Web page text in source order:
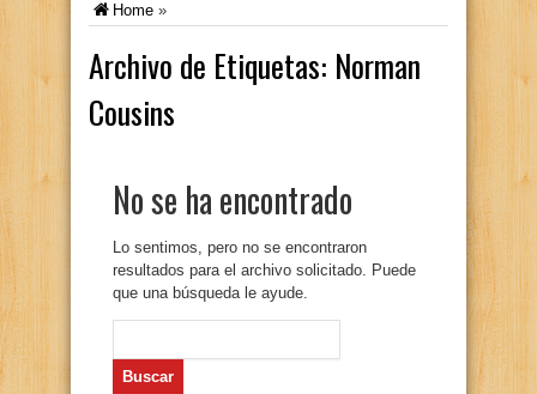
Home »
Archivo de Etiquetas: Norman
Cousins
No se ha encontrado
Lo sentimos, pero no se encontraron
resultados para el archivo solicitado. Puede
que una búsqueda le ayude.